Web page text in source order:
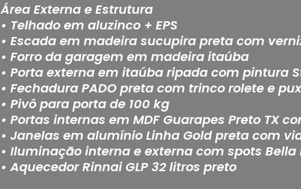
Área Externa e Estrutura
• Telhado em aluzinco + EPS
• Escada em madeira sucupira preta com
• Forro da garagem em madeira itaúba
• Porta externa em itaúba ripada com pintura
• Fechadura PADO preta com trinco rolete e
• Pivô para porta de 100 kg
• Portas internas em MDF Guarapes Preto TX
• Janelas em alumínio Linha Gold preta com
• Iluminação interna e externa com spots
• Aquecedor Rinnai GLP 32 litros preto